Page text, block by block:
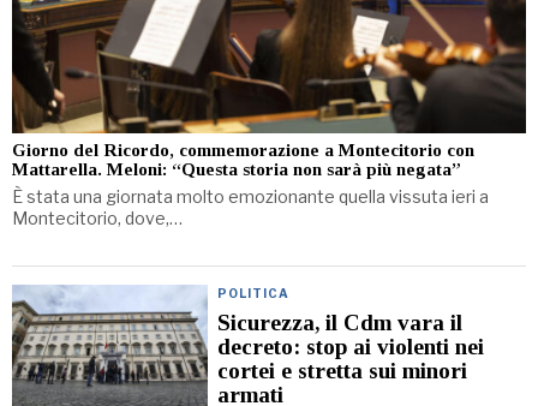
Giorno del Ricordo, commemorazione a Montecitorio con
Mattarella. Meloni: “Questa storia non sarà più negata”
È stata una giornata molto emozionante quella vissuta ieri a
Montecitorio, dove,…
POLITICA
Sicurezza, il Cdm vara il
decreto: stop ai violenti nei
cortei e stretta sui minori
armati